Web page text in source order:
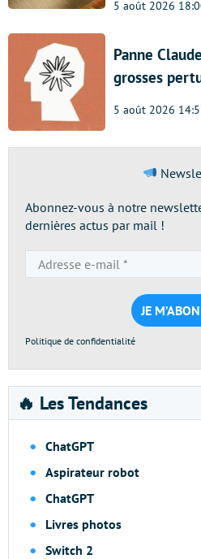
5 août 2026
Panne
grosses
5 août 2026
Abonnez-vous à notre
dernières actus par mail !
e-
*
Politique de confidentialité
🔥 Les Tendances
ChatGPT
Aspirateur robot
ChatGPT
Livres photos
Switch 2